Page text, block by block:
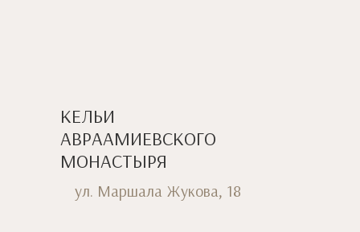
КЕЛЬИ
АВРААМИЕВСКОГО
МОНАСТЫРЯ
ул. Маршала Жукова, 18